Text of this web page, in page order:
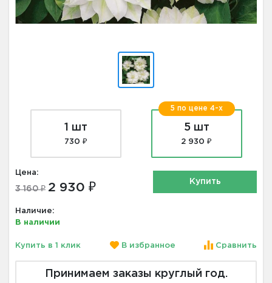
1 шт
730 ₽
5 по цене 4-х
5 шт
2 930 ₽
Цена:
3 160 ₽ 2 930 ₽
Наличие:
В наличии
Купить
Купить в 1 клик В избранное Сравнить
Принимаем заказы круглый год.